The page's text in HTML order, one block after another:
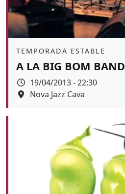
Àmbit
TEMPORADA ESTABLE
A LA BIG BOM BAND
Data
19/04/2013 - 22:30
Espai
Nova Jazz Cava